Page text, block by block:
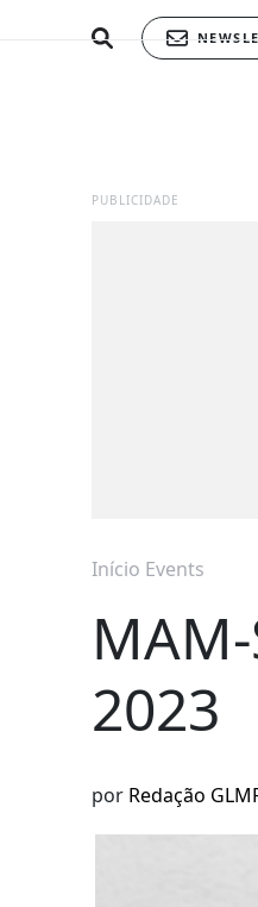
PUBLICIDADE
Início Events
2023
por Redação